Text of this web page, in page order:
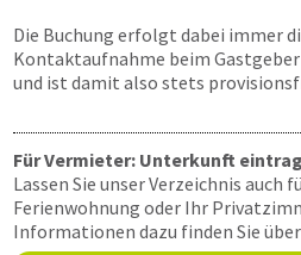
Die Buchung erfolgt dabei immer
Kontaktaufnahme beim
und ist damit also stets
Für Vermieter: Unterkunft
Lassen Sie unser Verzeichnis auch
Ferienwohnung oder Ihr
Informationen dazu finden Sie